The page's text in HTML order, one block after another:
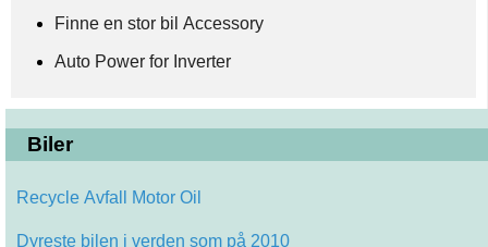
Finne en stor bil Accessory
Auto Power for Inverter
Biler
Recycle Avfall Motor Oil
Dyreste bilen i verden som på 2010